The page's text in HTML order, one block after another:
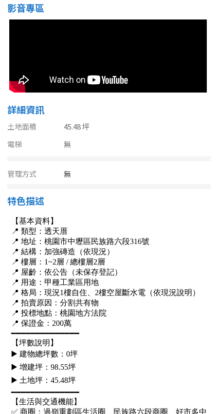
屏東縣
金門連江
60~70 坪
不拘
21樓以上
~
格局
不拘
1房
2房
4房
不拘
5 年以下
影音專區
詳細資訊
土地面積
45.48 坪
電梯
無
管理方式 無
特色描述